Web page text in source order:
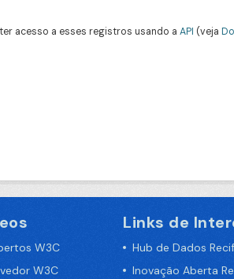
acesso a esses registros usando a API (veja
W3C
W3C
Links de
Hub de Dados
Inovação Aberta